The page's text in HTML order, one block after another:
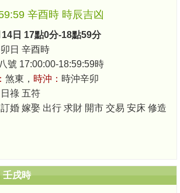
辛酉時 時辰吉凶
日 17點0分-18點59分
日 辛酉時
號 17:00:00-18:59:59時
煞東， 時沖： 時沖辛卯
祿 五符
婚 嫁娶 出行 求財 開市 交易 安床 修造
壬戌時